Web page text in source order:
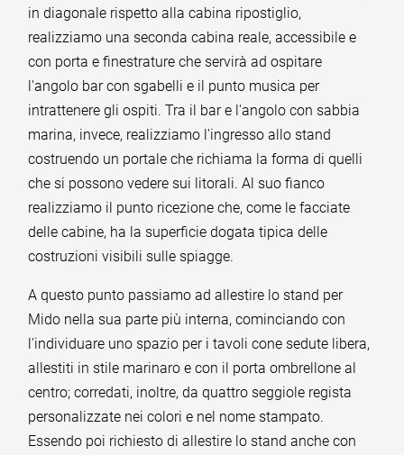
in diagonale rispetto alla cabina ripostiglio,
realizziamo una seconda cabina reale, accessibile e
con porta e finestrature che servirà ad ospitare
l'angolo bar con sgabelli e il punto musica per
intrattenere gli ospiti. Tra il bar e l'angolo con sabbia
marina, invece, realizziamo l'ingresso allo stand
costruendo un portale che richiama la forma di quelli
che si possono vedere sui litorali. Al suo fianco
realizziamo il punto ricezione che, come le facciate
delle cabine, ha la superficie dogata tipica delle
costruzioni visibili sulle spiagge.
A questo punto passiamo ad allestire lo stand per
Mido nella sua parte più interna, cominciando con
l'individuare uno spazio per i tavoli cone sedute libera,
allestiti in stile marinaro e con il porta ombrellone al
centro; corredati, inoltre, da quattro seggiole regista
personalizzate nei colori e nel nome stampato.
Essendo poi richiesto di allestire lo stand anche con